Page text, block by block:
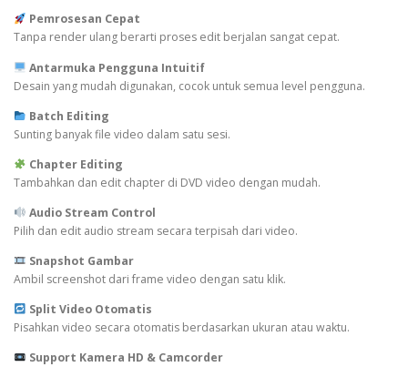
Pemrosesan Cepat
Tanpa render ulang berarti proses edit berjalan sangat cepat.
Antarmuka Pengguna Intuitif
Desain yang mudah digunakan, cocok untuk semua level pengguna.
Batch Editing
Sunting banyak file video dalam satu sesi.
Chapter Editing
Tambahkan dan edit chapter di DVD video dengan mudah.
Audio Stream Control
Pilih dan edit audio stream secara terpisah dari video.
Snapshot Gambar
Ambil screenshot dari frame video dengan satu klik.
Split Video Otomatis
Pisahkan video secara otomatis berdasarkan ukuran atau waktu.
Support Kamera HD & Camcorder